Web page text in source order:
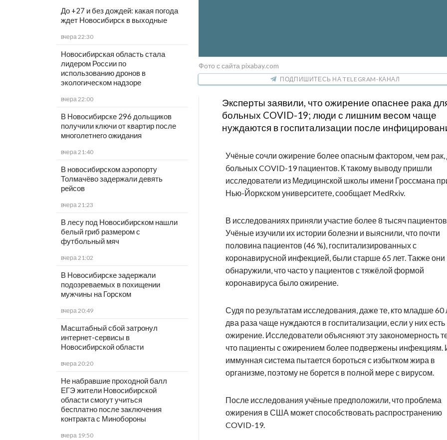
До +27 и без дождей: какая погода
ждет Новосибирск в выходные
вчера 22:30
Новосибирская область стала
лидером России по
использованию дронов в
экологическом надзоре
вчера 22:00
В Новосибирске 296 дольщиков
получили ключи от квартир после
многолетнего ожидания
вчера 21:40
В новосибирском аэропорту
Толмачёво задержали девять
рейсов
вчера 21:23
В лесу под Новосибирском нашли
белый гриб размером с
футбольный мяч
вчера 21:02
В Новосибирске задержали
подозреваемых в похищении
мужчины на Горском
вчера 20:49
Масштабный сбой затронул
интернет-сервисы в
Новосибирской области
вчера 20:20
Не набравшие проходной балл
ЕГЭ жители Новосибирской
области смогут учиться
бесплатно после заключения
контракта с Минобороны
вчера 19:50
Фото с сайта pixabay.com
ПОДПИШИТЕСЬ НА TELEGRAM-КАНАЛ
Эксперты заявили, что ожирение опаснее рака
больных COVID-19; люди с лишним весом чаще
нуждаются в госпитализации после
Учёные сочли ожирение более опасным фактором, чем рак,
больных COVID-19 пациентов. К такому выводу пришли
исследователи из Медицинской школы имени Гроссмана
Нью-Йоркском университете, сообщает MedRxiv.
В исследованиях приняли участие более 8 тысяч
Учёные изучили их истории болезни и выяснили, что почти
половина пациентов (46 %), госпитализированных с
коронавирусной инфекцией, были старше 65 лет. Также они
обнаружили, что часто у пациентов с тяжёлой формой
коронавируса было ожирение.
Судя по результатам исследования, даже те, кто младше 60
два раза чаще нуждаются в госпитализации, если у них есть
ожирение. Исследователи объясняют эту закономерность
что пациенты с ожирением более подвержены инфекциям.
иммунная система пытается бороться с избытком жира в
организме, поэтому не борется в полной мере с вирусом.
После исследования учёные предположили, что проблема
ожирения в США может способствовать распространению
COVID-19.